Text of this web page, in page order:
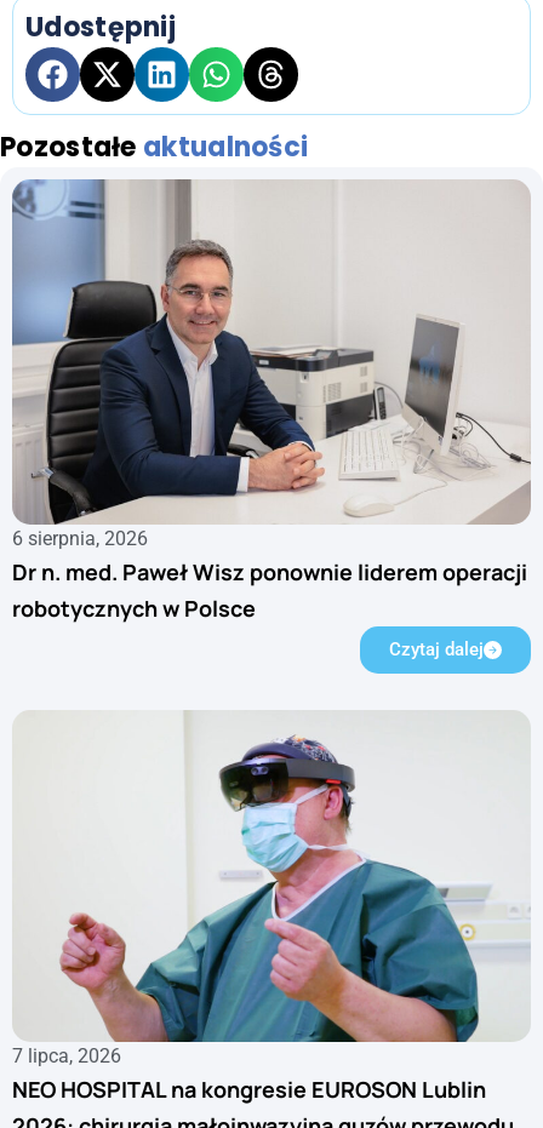
Udostępnij
Pozostałe aktualności
6 sierpnia, 2026
Dr n. med. Paweł Wisz ponownie liderem operacji
robotycznych w Polsce
Czytaj dalej
7 lipca, 2026
NEO HOSPITAL na kongresie EUROSON Lublin